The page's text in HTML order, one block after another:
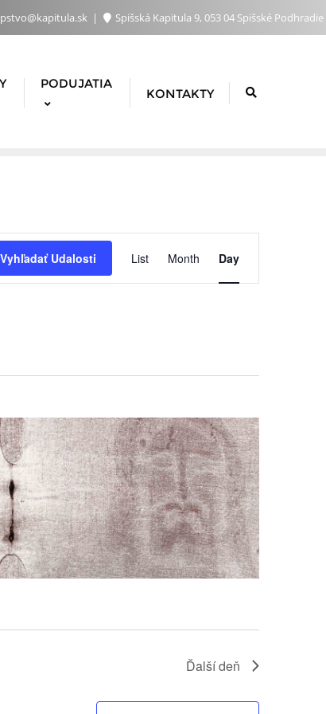
Spišská Kapitula 9, 053 04 Spišské Podhradie
PODUJATIA
KONTAKTY
Vyhľadať Udalosti
Udalosť
Navigácie
List Month Day
Ďalší deň